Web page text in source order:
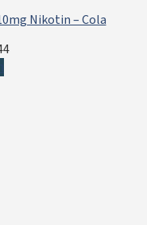
Nikotin – Cola